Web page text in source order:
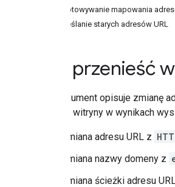
Przygotowywanie mapowania
Określanie starych adresów URL
Jak przenieść
Ten dokument opisuje zmianę
pozycję witryny w wynikach
zmiana adresu URL z
zmiana nazwy domeny z
zmiana ścieżki adresu